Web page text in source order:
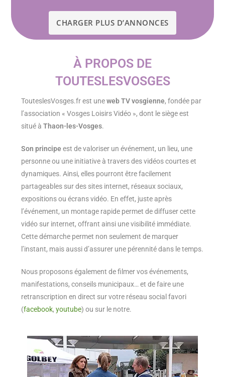
CHARGER PLUS D’ANNONCES
À PROPOS DE
TOUTESLESVOSGES
TouteslesVosges.fr est uneweb TV vosgienne, fondée par
l’association « Vosges Loisirs Vidéo », dont le siège est
situé à Thaon-les-Vosges.
Son principe est de valoriser un événement, un lieu, une
personne ou une initiative à travers des vidéos courtes et
dynamiques. Ainsi, elles pourront être facilement
partageables sur des sites internet, réseaux sociaux,
expositions ou écrans vidéo. En effet, juste après
l’événement, un montage rapide permet de diffuser cette
vidéo sur internet, offrant ainsi une visibilité immédiate.
Cette démarche permet non seulement de marquer
l’instant, mais aussi d’assurer une pérennité dans le temps.
Nous proposons également de filmer vos événements,
manifestations, conseils municipaux… et de faire une
retranscription en direct sur votre réseau social favori
(facebook,youtube) ou sur le notre.